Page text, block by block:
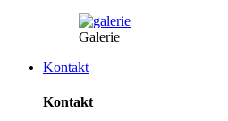
Galerie
Kontakt
Kontakt